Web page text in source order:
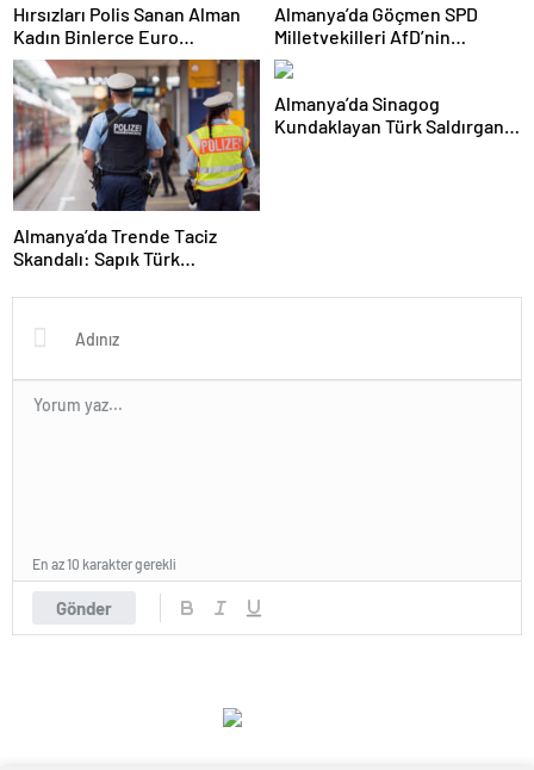
Hırsızları Polis Sanan Alman
Kadın Binlerce Euro
Dolandırıldı
Almanya’da Göçmen SPD
Milletvekilleri AfD’nin
Yasaklanmasını İstiyor
Almanya’da Trende Taciz
Skandalı: Sapık Türk
Almanya’da Sinagog
Kundaklayan Türk Saldırgan,
Gönder
En az 10 karakter gerekli